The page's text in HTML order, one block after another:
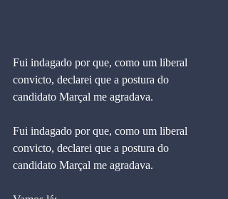
Fui indagado por que, como um liberal
convicto, declarei que a postura do
candidato Marçal me agradava.
Fui indagado por que, como um liberal
convicto, declarei que a postura do
candidato Marçal me agradava.